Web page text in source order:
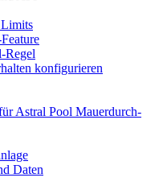
Regel
konfigurieren
Astral Pool Mauer­durch­
Daten